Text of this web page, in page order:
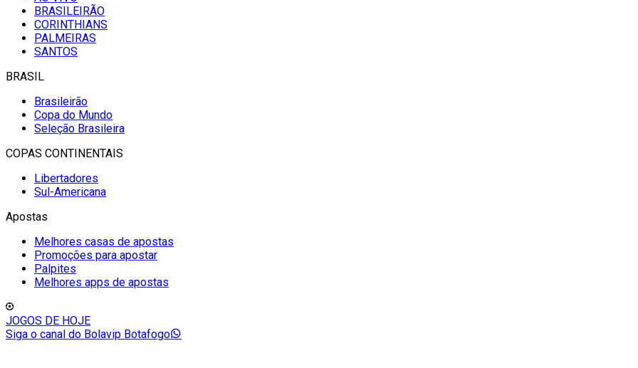
BRASILEIRÃO
CORINTHIANS
PALMEIRAS
SANTOS
BRASIL
Brasileirão
Copa do Mundo
Seleção Brasileira
COPAS CONTINENTAIS
Libertadores
Sul-Americana
Apostas
Melhores casas de apostas
Promoções para apostar
Palpites
Melhores apps de apostas
JOGOS DE HOJE
Siga o canal do Bolavip Botafogo